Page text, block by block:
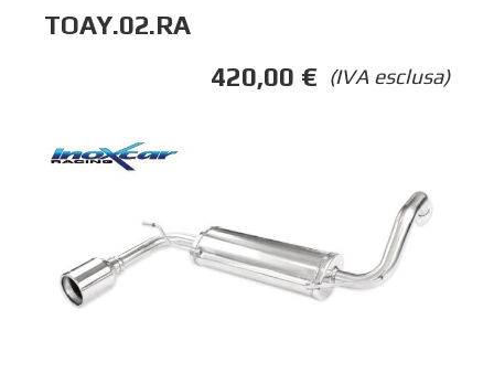
TOAY.02.RA
(IVA esclusa)
420,00 €